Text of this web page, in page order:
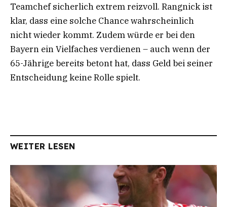
Teamchef sicherlich extrem reizvoll. Rangnick ist
klar, dass eine solche Chance wahrscheinlich
nicht wieder kommt. Zudem würde er bei den
Bayern ein Vielfaches verdienen – auch wenn der
65-Jährige bereits betont hat, dass Geld bei seiner
Entscheidung keine Rolle spielt.
WEITER LESEN